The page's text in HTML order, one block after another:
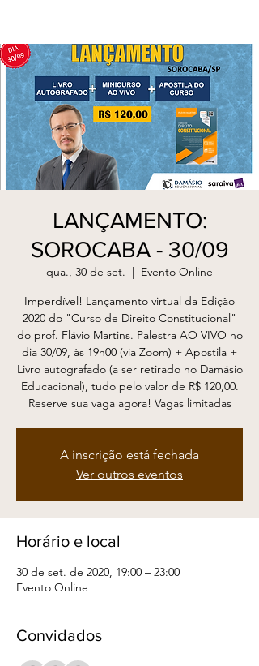
LANÇAMENTO:
SOROCABA - 30/09
qua., 30 de set.
  |
Evento Online
Imperdível! Lançamento virtual da Edição
2020 do "Curso de Direito Constitucional"
do prof. Flávio Martins. Palestra AO VIVO no
dia 30/09, às 19h00 (via Zoom) + Apostila +
Livro autografado (a ser retirado no Damásio
Educacional), tudo pelo valor de R$ 120,00.
Reserve sua vaga agora! Vagas limitadas
A inscrição está fechada
Ver outros eventos
Horário e local
30 de set. de 2020, 19:00 – 23:00
Evento Online
Convidados